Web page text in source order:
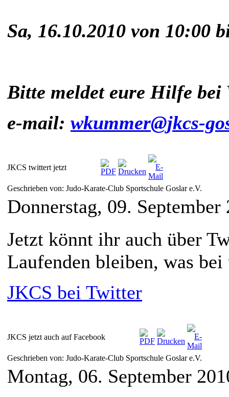
Sa, 16.10.2010 von 10:00
Bitte meldet eure Hilfe bei
e-mail: wkummer@jkcs-
JKCS twittert jetzt
Geschrieben von: Judo-Karate-Club Sportschule Goslar e.V.
Donnerstag, 09.
Jetzt könnt ihr auch über
Laufenden bleiben, was bei
JKCS bei Twitter
JKCS jetzt auch auf Facebook
Geschrieben von: Judo-Karate-Club Sportschule Goslar e.V.
Montag, 06. September